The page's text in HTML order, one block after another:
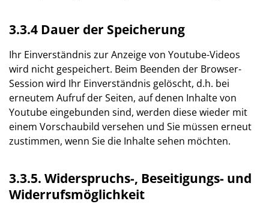
3.3.4 Dauer der Speicherung
Ihr Einverständnis zur Anzeige von Youtube-Videos
wird nicht gespeichert. Beim Beenden der Browser-
Session wird Ihr Einverständnis gelöscht, d.h. bei
erneutem Aufruf der Seiten, auf denen Inhalte von
Youtube eingebunden sind, werden diese wieder mit
einem Vorschaubild versehen und Sie müssen erneut
zustimmen, wenn Sie die Inhalte sehen möchten.
3.3.5. Widerspruchs-, Beseitigungs- und
Widerrufsmöglichkeit